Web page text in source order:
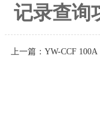
记录查询
上一篇： YW-CCF